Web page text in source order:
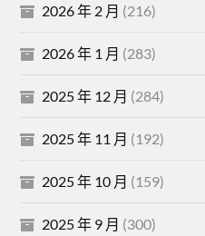
2026 年 2 月 (216)
2026 年 1 月 (283)
2025 年 12 月 (284)
2025 年 11 月 (192)
2025 年 10 月 (159)
2025 年 9 月 (300)